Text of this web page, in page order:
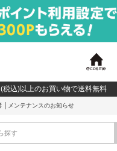
c
o
税込)以上のお買い物で送料無料
メンテナンスのお知らせ
探す